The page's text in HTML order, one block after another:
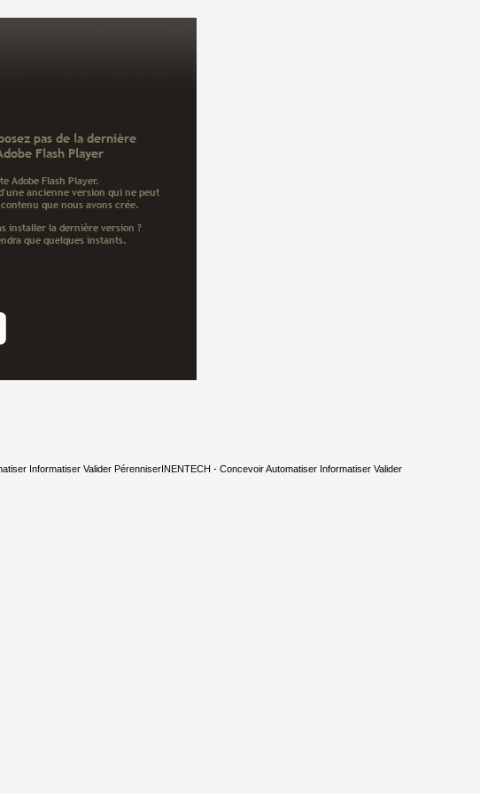
Informatiser Valider PérenniserINENTECH - Concevoir Automatiser Informatiser Valider